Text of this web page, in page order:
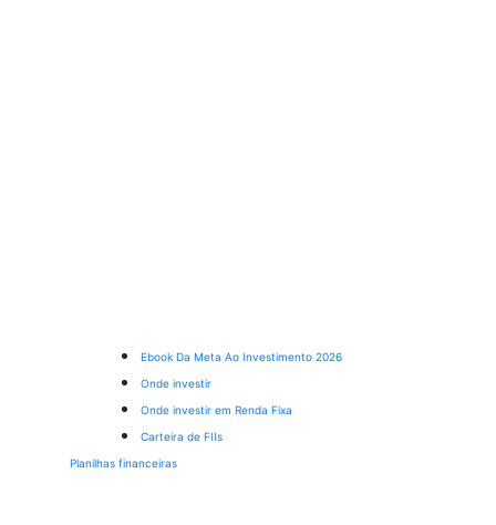
Ebook Da Meta Ao Investimento 2026
Onde investir
Onde investir em Renda Fixa
Carteira de FIIs
Planilhas financeiras